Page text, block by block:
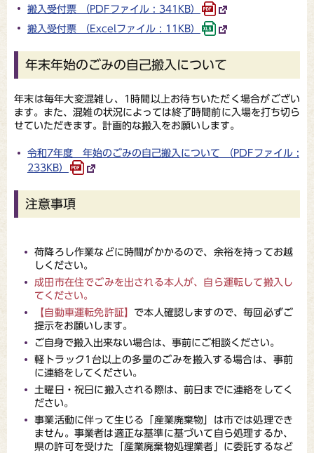
搬入受付票 （PDFファイル : 341KB）
搬入受付票 （Excelファイル : 11KB）
年末年始のごみの自己搬入について
年末は毎年大変混雑し、1時間以上お待ちいただく場合がござい
ます。また、混雑の状況によっては終了時間前に入場を打ち切ら
せていただきます。計画的な搬入をお願いします。
令和7年度 年始のごみの自己搬入について （PDFファイル :
233KB）
注意事項
荷降ろし作業などに時間がかかるので、余裕を持ってお越
しください。
成田市在住でごみを出される本人が、自ら運転して搬入し
てください。
【自動車運転免許証】 で本人確認しますので、毎回必ずご
提示をお願いします。
ご自身で搬入出来ない場合は、事前にご相談ください。
軽トラック1台以上の多量のごみを搬入する場合は、事前
に連絡をしてください。
土曜日・祝日に搬入される際は、前日までに連絡をしてく
ださい。
事業活動に伴って生じる「産業廃棄物」は市では処理でき
ません。事業者は適正な基準に基づいて自ら処理するか、
県の許可を受けた「産業廃棄物処理業者」に委託するなど